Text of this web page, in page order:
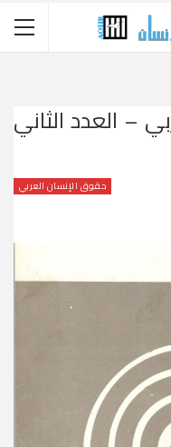
– العدد الثاني
حقوق الإنسان العربي